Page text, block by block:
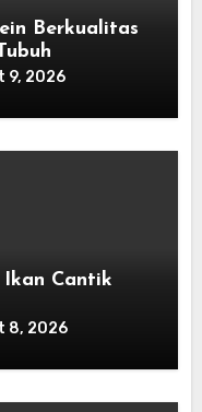
Berkualitas
9, 2026
Ikan Cantik
8, 2026